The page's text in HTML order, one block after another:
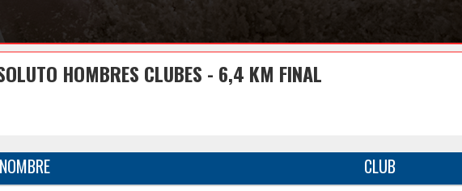
HOMBRES CLUBES - 6,4 KM FINAL
NOMBRE CLUB